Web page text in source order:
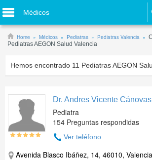
Médicos
Home Médicos Pediatras Pediatras Valencia
Pediatras AEGON Salud Valencia
Hemos encontrado 11 Pediatras AEGON
Dr. Andres Vicente
Pediatra
154 Preguntas respondidas
Ver teléfono
Avenida Blasco Ibáñez, 14, 46010,